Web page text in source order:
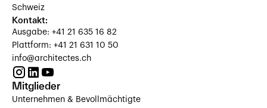
Schweiz
Kontakt:
Ausgabe: +41 21 635 16 82
Plattform: +41 21 631 10 50
info@architectes.ch
Mitglieder
Unternehmen & Bevollmächtigte